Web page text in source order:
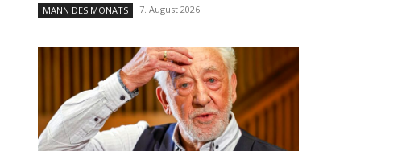
MANN DES MONATS 7. August 2026